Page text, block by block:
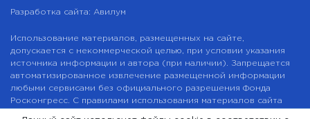
Разработка сайта: Авилум
Использование материалов, размещенных на сайте,
допускается с некоммерческой целью, при условии указания
источника информации и автора (при наличии). Запрещается
автоматизированное извлечение размещенной информации
любыми сервисами без официального разрешения Фонда
Росконгресс. С правилами использования материалов сайта